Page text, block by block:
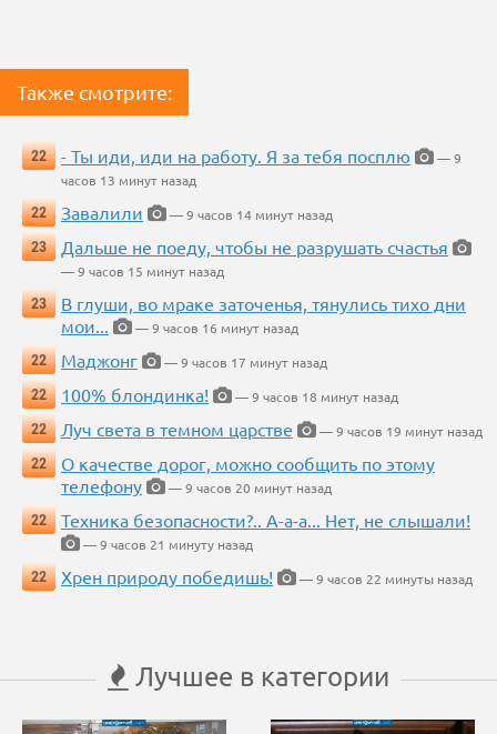
Также смотрите:
22 - Ты иди, иди на работу. Я за тебя посплю
— 9
часов 13 минут назад
22
Завалили
— 9 часов 14 минут назад
23
Дальше не поеду, чтобы не разрушать счастья
— 9 часов 15 минут назад
23
В глуши, во мраке заточенья, тянулись тихо дни
мои...
— 9 часов 16 минут назад
22
Маджонг
— 9 часов 17 минут назад
22
100% блондинка!
— 9 часов 18 минут назад
22
Луч света в темном царстве
— 9 часов 19 минут назад
22
О качестве дорог, можно сообщить по этому
телефону
— 9 часов 20 минут назад
22
Техника безопасности?.. А-а-а... Нет, не слышали!
— 9 часов 21 минуту назад
22
Хрен природу победишь! — 9 часов 22 минуты назад
Лучшее в категории